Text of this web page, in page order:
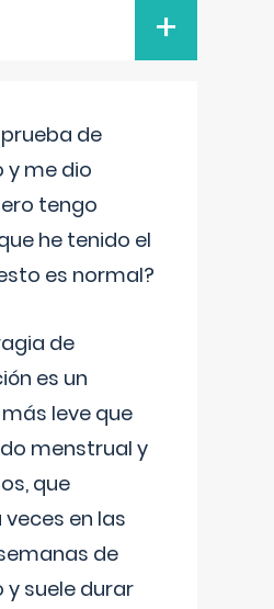
+
de
y me dio
tengo
he tenido el
es normal?
de
es un
leve que
menstrual y
que
en las
de
suele durar